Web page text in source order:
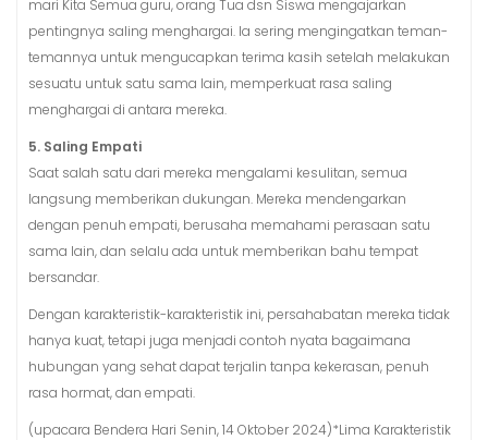
mari Kita Semua guru, orang Tua dsn Siswa mengajarkan
pentingnya saling menghargai. Ia sering mengingatkan teman-
temannya untuk mengucapkan terima kasih setelah melakukan
sesuatu untuk satu sama lain, memperkuat rasa saling
menghargai di antara mereka.
5. Saling Empati
Saat salah satu dari mereka mengalami kesulitan, semua
langsung memberikan dukungan. Mereka mendengarkan
dengan penuh empati, berusaha memahami perasaan satu
sama lain, dan selalu ada untuk memberikan bahu tempat
bersandar.
Dengan karakteristik-karakteristik ini, persahabatan mereka tidak
hanya kuat, tetapi juga menjadi contoh nyata bagaimana
hubungan yang sehat dapat terjalin tanpa kekerasan, penuh
rasa hormat, dan empati.
(upacara Bendera Hari Senin, 14 Oktober 2024)*Lima Karakteristik